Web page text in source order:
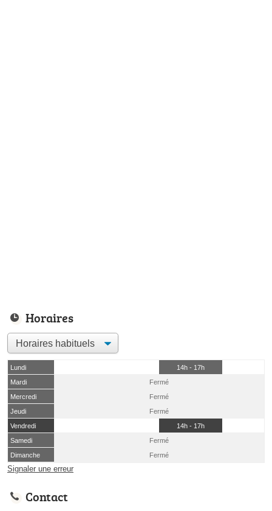
Horaires
Lundi
14h - 17h
Mardi
Fermé
Mercredi
Fermé
Jeudi
Fermé
Vendredi
14h - 17h
Samedi
Fermé
Dimanche
Fermé
Signaler une erreur
Contact